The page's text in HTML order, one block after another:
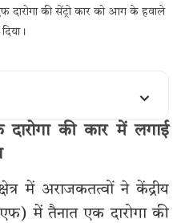
दारोगा की सेंट्रो कार को आग के हवाले
दारोगा की कार में लगाई
में अराजकतत्वों ने केंद्रीय
में तैनात एक दारोगा की